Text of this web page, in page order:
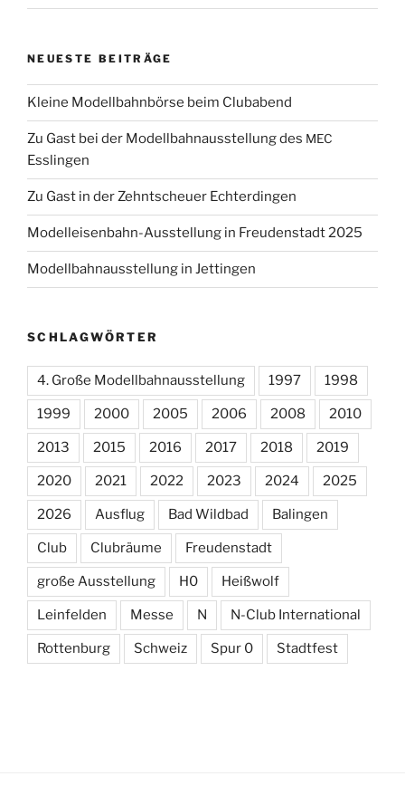
NEUESTE BEITRÄGE
Kleine Modellbahnbörse beim Clubabend
Zu Gast bei der Modellbahnausstellung des MEC
Esslingen
Zu Gast in der Zehntscheuer Echterdingen
Modelleisenbahn-Ausstellung in Freudenstadt 2025
Modellbahnausstellung in Jettingen
SCHLAGWÖRTER
4. Große Modellbahnausstellung 1997 1998
1999 2000 2005 2006 2008 2010
2013 2015 2016 2017 2018 2019
2020 2021 2022 2023 2024 2025
2026 Ausflug Bad Wildbad Balingen
Club Clubräume Freudenstadt
große Ausstellung H0 Heißwolf
Leinfelden Messe N N-Club International
Rottenburg Schweiz Spur 0 Stadtfest